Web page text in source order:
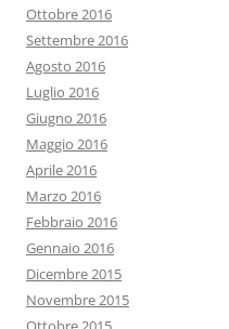
Ottobre 2016
Settembre 2016
Agosto 2016
Luglio 2016
Giugno 2016
Maggio 2016
Aprile 2016
Marzo 2016
Febbraio 2016
Gennaio 2016
Dicembre 2015
Novembre 2015